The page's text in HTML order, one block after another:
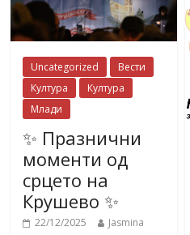
Uncategorized
Вести
Култура
Култура
Млади
✨ Празнични
моменти од
срцето на
Крушево ✨
22/12/2025
Jasmina